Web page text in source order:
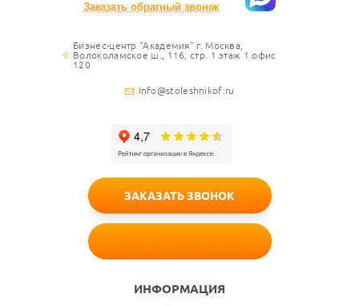
Заказать обратный звонок
Бизнес-центр "Академия" г. Москва,
Волоколамское ш., 116, стр. 1 этаж 1 офис
120
Info@stoleshnikof.ru
ИНФОРМАЦИЯ
ЗАКАЗАТЬ ЗВОНОК